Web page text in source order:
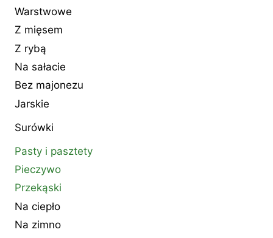
Warstwowe
Z mięsem
Z rybą
Na sałacie
Bez majonezu
Jarskie
Surówki
Pasty i pasztety
Pieczywo
Przekąski
Na ciepło
Na zimno